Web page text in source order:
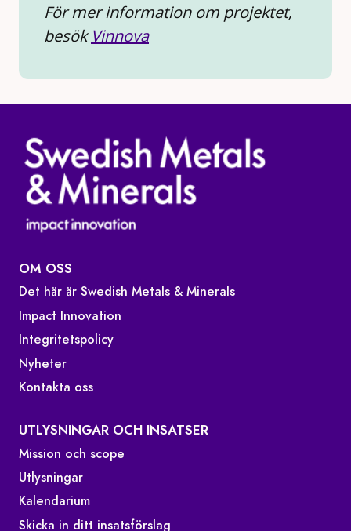
För mer information om projektet,
besökVinnova
OM OSS
Det här är Swedish Metals & Minerals
Impact Innovation
Integritetspolicy
Nyheter
Kontakta oss
UTLYSNINGAR OCH INSATSER
Mission och scope
Utlysningar
Kalendarium
Skicka in ditt insatsförslag